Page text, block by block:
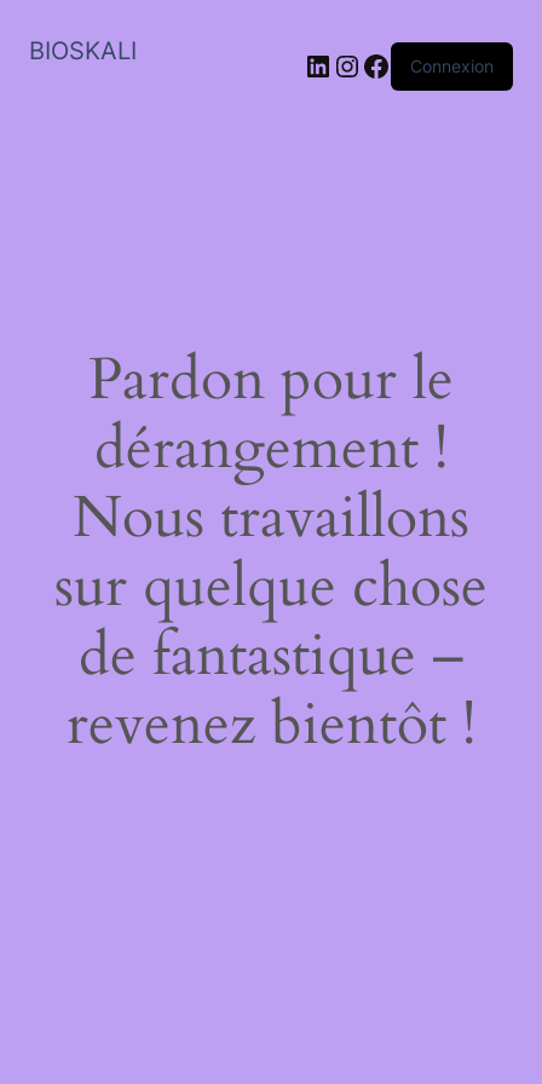
BIOSKALI LinkedIn
Instagram
Facebook
Connexion
Pardon pour le
dérangement !
Nous travaillons
sur quelque chose
de fantastique –
revenez bientôt !